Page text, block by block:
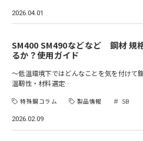
2026.04.01
SM400 SM490などなど 鋼材 規
るか？使用ガイド
〜低温環境下ではどんなことを気を付けて
温靭性・材料選定…
特殊鋼コラム 製品情報 SB
2026.02.09